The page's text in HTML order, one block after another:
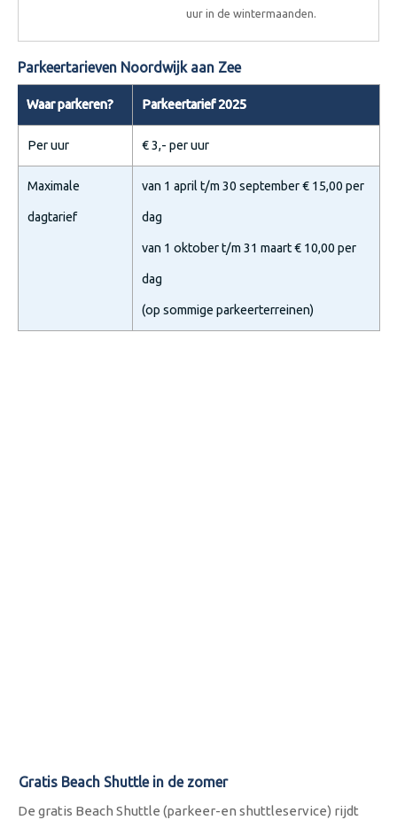
uur in de wintermaanden.
Parkeertarieven Noordwijk aan Zee
Waar parkeren? Parkeertarief 2025
Per uur € 3,- per uur
Maximale
dagtarief
van 1 april t/m 30 september € 15,00 per
dag
van 1 oktober t/m 31 maart € 10,00 per
dag
(op sommige parkeerterreinen)
Gratis Beach Shuttle in de zomer
De gratis Beach Shuttle (parkeer-en shuttleservice) rijdt